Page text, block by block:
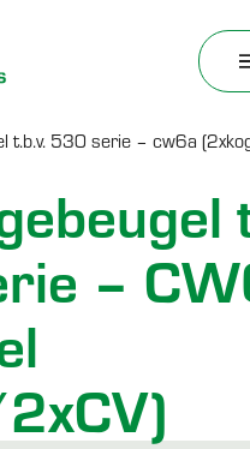
t.b.v. 530 serie – cw6a
–